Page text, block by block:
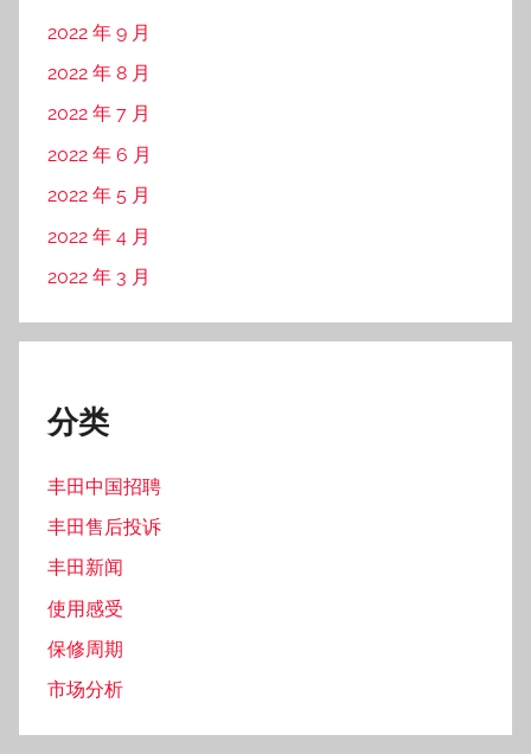
2022 年 9 月
2022 年 8 月
2022 年 7 月
2022 年 6 月
2022 年 5 月
2022 年 4 月
2022 年 3 月
分类
丰田中国招聘
丰田售后投诉
丰田新闻
使用感受
保修周期
市场分析